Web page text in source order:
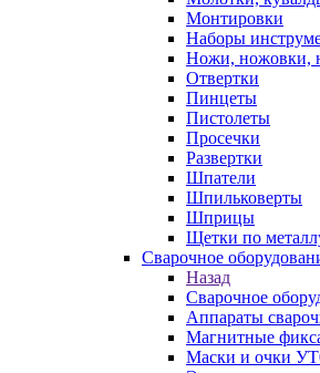
Монтировки
Наборы
Ножи, ножовки,
Отвертки
Пинцеты
Пистолеты
Просечки
Развертки
Шпатели
Шпильковерты
Шприцы
Щетки по
Сварочное
Назад
Сварочное
Аппараты
Магнитные
Маски и очки